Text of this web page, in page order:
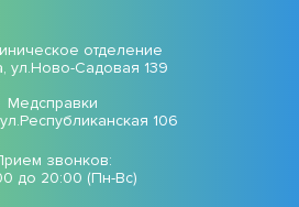
отделение
ул.Ново-Садовая 139
Медсправки
106
звонков:
до 20:00 (Пн-Вс)